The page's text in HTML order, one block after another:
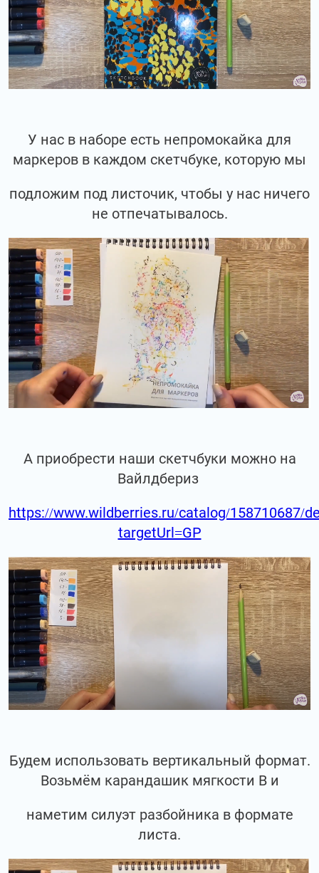
У нас в наборе есть непромокайка для
маркеров в каждом скетчбуке, которую мы
подложим под листочик, чтобы у нас ничего
не отпечатывалось.
А приобрести наши скетчбуки можно на
Вайлдбериз
https://www.wildberries.ru/catalog/158710687/
targetUrl=GP
Будем использовать вертикальный формат.
Возьмём карандашик мягкости В и
наметим силуэт разбойника в формате
листа.